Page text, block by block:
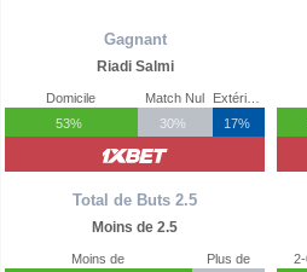
Gagnant
Riadi Salmi
Domicile
53%
Match Nul
30%
17%
Total de Buts 2.5
Moins de 2.5
Moins de
Plus de